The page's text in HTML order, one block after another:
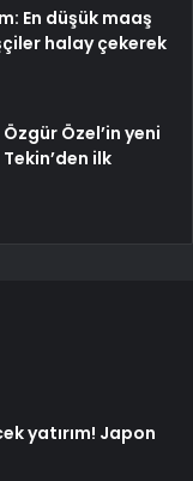
En düşük maaş
halay çekerek
Özel’in yeni
ilk
yatırım! Japon